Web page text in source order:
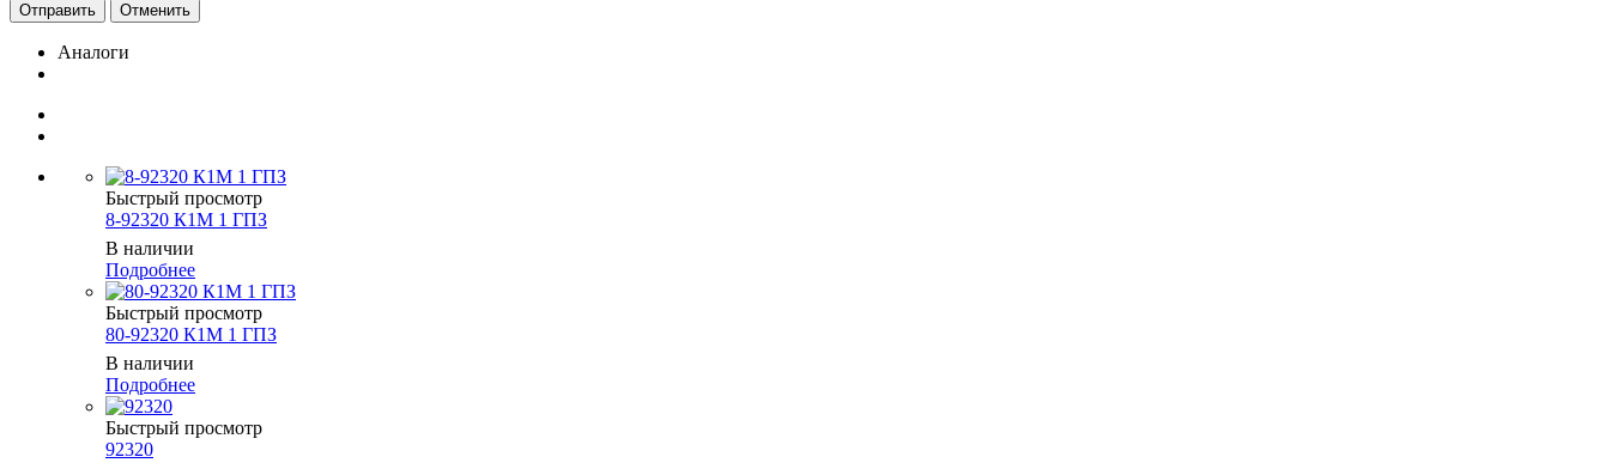
Отменить
Аналоги
Быстрый просмотр
8-92320 К1М 1 ГПЗ
В наличии
Подробнее
Быстрый просмотр
80-92320 К1М 1 ГПЗ
В наличии
Подробнее
Быстрый просмотр
92320